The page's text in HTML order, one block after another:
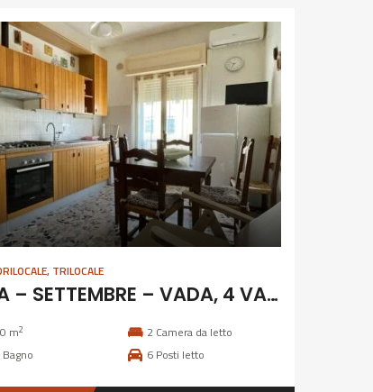
, TRILOCALE
32A – SETTEMBRE – VADA, 4 VANI CLIMATIZZATO
m2 2 Camera da letto
Bagno 6 Posti letto